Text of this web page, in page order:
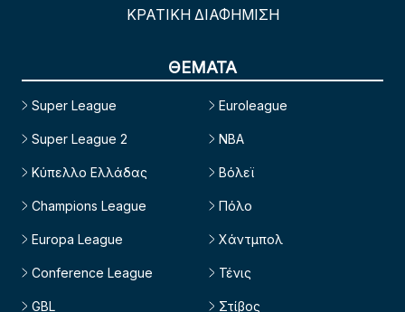
ΚΡΑΤΙΚΗ ΔΙΑΦΗΜΙΣΗ
ΘΕΜΑΤΑ
Super League
Super League 2
Κύπελλο Ελλάδας
Champions League
Europa League
Conference League
GBL
Euroleague
NBA
Βόλεϊ
Πόλο
Χάντμπολ
Τένις
Στίβος